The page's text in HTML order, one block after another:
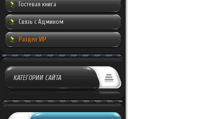
Гостевая книга
Связь с Админом
Раздел VIP
КАТЕГОРИИ САЙТА